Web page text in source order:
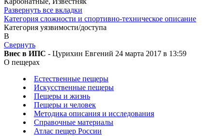
Развернуть все вкладки
Категория сложности и спортивно-техническое описание
Категория уязвимости/доступа
B
Свернуть
Внес в ИПС - Цурихин Евгений 24 марта 2017 в 13:59
О пещерах
Естественные пещеры
Искусственные пещеры
Пещеры и жизнь
Пещеры и человек
Методика описания и исследования
Справочные материалы
Атлас пещер России